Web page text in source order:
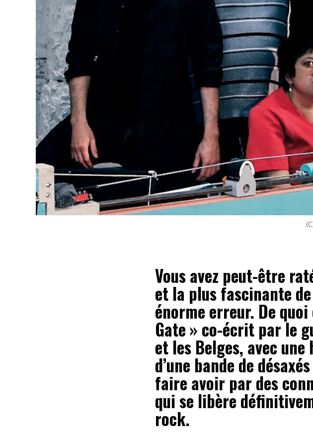
Vous avez peut-être
et la plus fascinante
énorme erreur. De
Gate » co-écrit par le
et les Belges, avec
d’une bande de
faire avoir par des
qui se libère
rock.